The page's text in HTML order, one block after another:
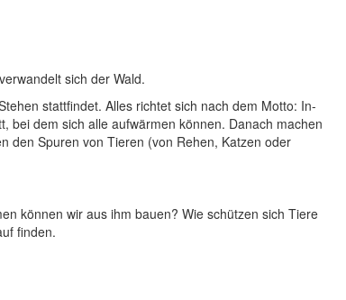
sich der Wald.
stattfindet. Alles richtet sich nach dem Motto: In-
bei dem sich alle aufwärmen können. Danach machen
den Spuren von Tieren (von Rehen, Katzen oder
können wir aus ihm bauen? Wie schützen sich Tiere
finden.